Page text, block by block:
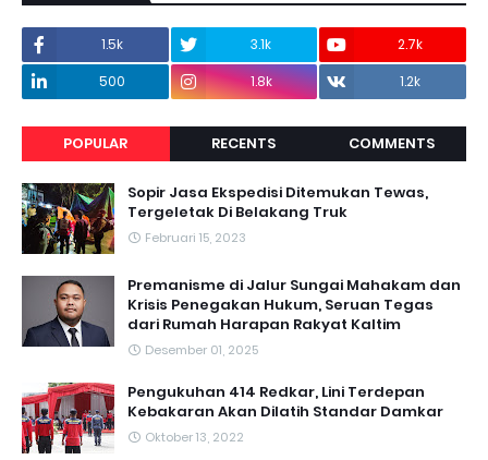
1.5k 3.1k
2.7k
500
1.8k 1.2k
POPULAR RECENTS COMMENTS
Sopir Jasa Ekspedisi Ditemukan Tewas,
Tergeletak Di Belakang Truk
Februari 15, 2023
Premanisme di Jalur Sungai Mahakam dan
Krisis Penegakan Hukum, Seruan Tegas
dari Rumah Harapan Rakyat Kaltim
Desember 01, 2025
Pengukuhan 414 Redkar, Lini Terdepan
Kebakaran Akan Dilatih Standar Damkar
Oktober 13, 2022